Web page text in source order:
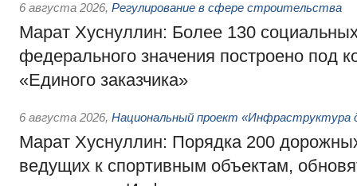
6 августа 2026, Регулирование в сфере строительства
Марат Хуснуллин: Более 130
федерального значения построено под
«Единого заказчика»
6 августа 2026, Национальный проект «Инфраструктура
Марат Хуснуллин: Порядка 200
ведущих к спортивным объектам,